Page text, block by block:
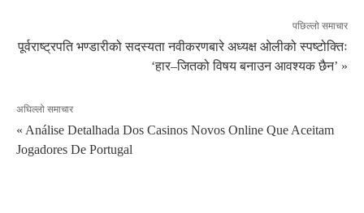
पछिल्लो समाचार
पूर्वराष्ट्रपति भण्डारीको सदस्यता नवीकरणबारे अध्यक्ष ओलीको स्पष्टोक्तिः
‘हार–जितको विषय बनाउन आवश्यक छैन’ »
अघिल्लो समाचार
« Análise Detalhada Dos Casinos Novos Online Que Aceitam
Jogadores De Portugal